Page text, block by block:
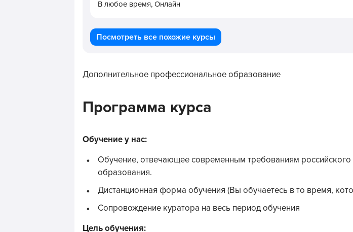
В любое время, Онлайн
Посмотреть все похожие курсы
Дополнительное профессиональное образование
Программа курса
Обучение у нас:
Обучение, отвечающее современным требованиям
образования.
Дистанционная форма обучения (Вы обучаетесь в то время,
Сопровождение куратора на весь период обучения
Цель обучения: